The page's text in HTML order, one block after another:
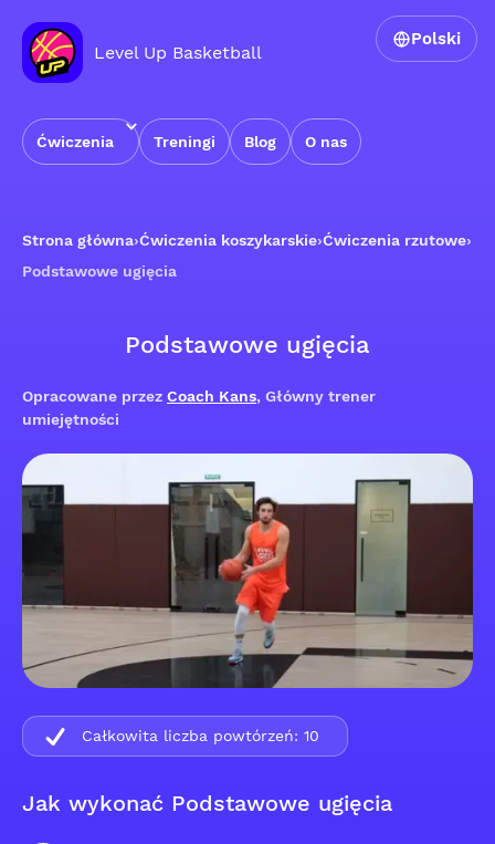
Level Up Basketball
Ćwiczenia Treningi Blog O nas
Polski
Strona główna›Ćwiczenia koszykarskie›Ćwiczenia rzutowe›
Podstawowe ugięcia
Podstawowe ugięcia
Opracowane przez Coach Kans, Główny trener
umiejętności
Jak wykonać Podstawowe ugięcia
Całkowita liczba powtórzeń: 10